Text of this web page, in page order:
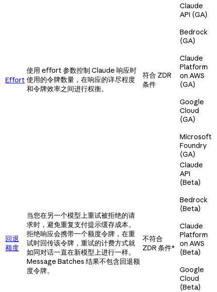
Effort
使用 effort 参数控制 Claude 响应时
使用的令牌数量，在响应的详尽程度
和令牌效率之间进行权衡。
符合 ZDR
条件
Claude
API (GA)
Bedrock
(GA)
Claude
Platform
on AWS
(GA)
Google
Cloud
(GA)
Microsoft
Foundry
(GA)
回退
额度
当您在另一个模型上重试被拒绝的请
求时，避免重复支付提示缓存成本。
拒绝响应会携带一个额度令牌，在重
试时回传该令牌，重试的计费方式就
如同对话一直在新模型上进行一样。
Message Batches 结果不包含回退额
度令牌。
不符合
ZDR 条件*
Claude
API
(Beta)
Bedrock
(Beta)
Claude
Platform
on AWS
(Beta)
Google
Cloud
(Beta)